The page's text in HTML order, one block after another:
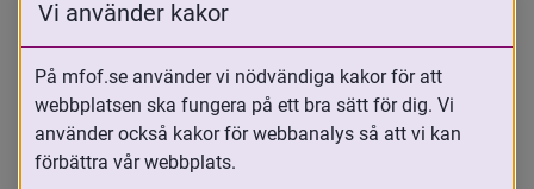
Oavsett om du är adopterad,
adoptivförälder eller arbetar med
Vi använder kakor
På mfof.se använder vi nödvändiga kakor för att
webbplatsen ska fungera på ett bra sätt för dig. Vi
använder också kakor för webbanalys så att vi kan
förbättra vår webbplats.